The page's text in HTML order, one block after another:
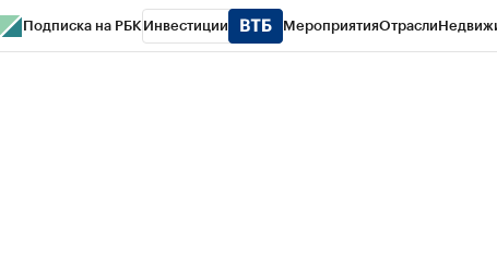
Подписка на РБК Инвестиции МероприятияОтрасли